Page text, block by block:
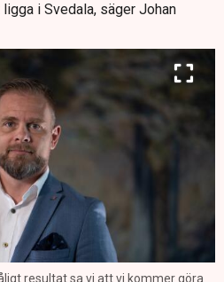
i Svedala, säger Johan
resultat sa vi att vi kommer göra